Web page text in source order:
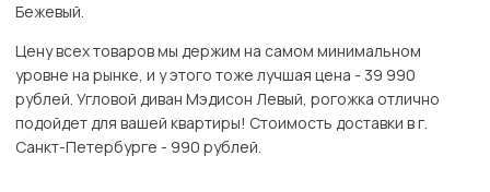
Бежевый.
Цену всех товаров мы держим на самом минимальном
уровне на рынке, и у этого тоже лучшая цена - 39 990
рублей. Угловой диван Мэдисон Левый, рогожка отлично
подойдет для вашей квартиры! Стоимость доставки в г.
Санкт-Петербурге - 990 рублей.